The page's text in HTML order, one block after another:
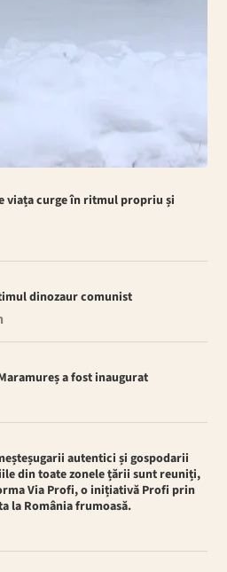
viața curge în ritmul propriu și
dinozaur comunist
a fost inaugurat
autentici și gospodarii
din toate zonele țării sunt reuniți,
Via Profi, o inițiativă Profi prin
la România frumoasă.